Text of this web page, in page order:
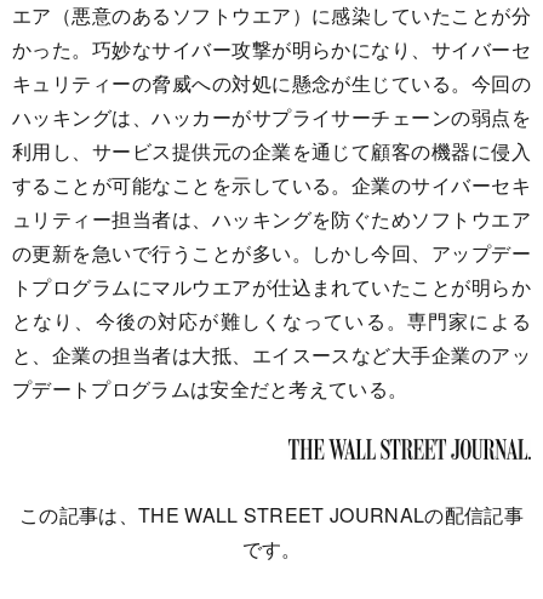
エア（悪意のあるソフトウエア）に感染していたことが分
かった。巧妙なサイバー攻撃が明らかになり、サイバーセ
キュリティーの脅威への対処に懸念が生じている。今回の
ハッキングは、ハッカーがサプライサーチェーンの弱点を
利用し、サービス提供元の企業を通じて顧客の機器に侵入
することが可能なことを示している。企業のサイバーセキ
ュリティー担当者は、ハッキングを防ぐためソフトウエア
の更新を急いで行うことが多い。しかし今回、アップデー
トプログラムにマルウエアが仕込まれていたことが明らか
となり、今後の対応が難しくなっている。専門家による
と、企業の担当者は大抵、エイスースなど大手企業のアッ
プデートプログラムは安全だと考えている。
この記事は、THE WALL STREET JOURNALの配信記事
です。